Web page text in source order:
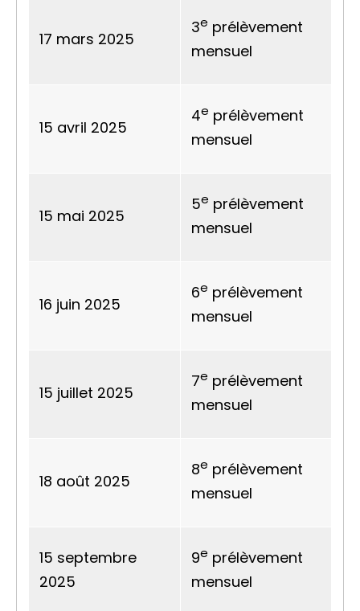
17 mars 2025
3e prélèvement
mensuel
15 avril 2025
4e prélèvement
mensuel
15 mai 2025
5e prélèvement
mensuel
16 juin 2025
6e prélèvement
mensuel
15 juillet 2025
7e prélèvement
mensuel
18 août 2025
8e prélèvement
mensuel
15 septembre
2025
9e prélèvement
mensuel